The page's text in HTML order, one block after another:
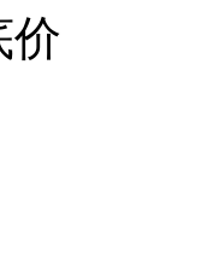
价